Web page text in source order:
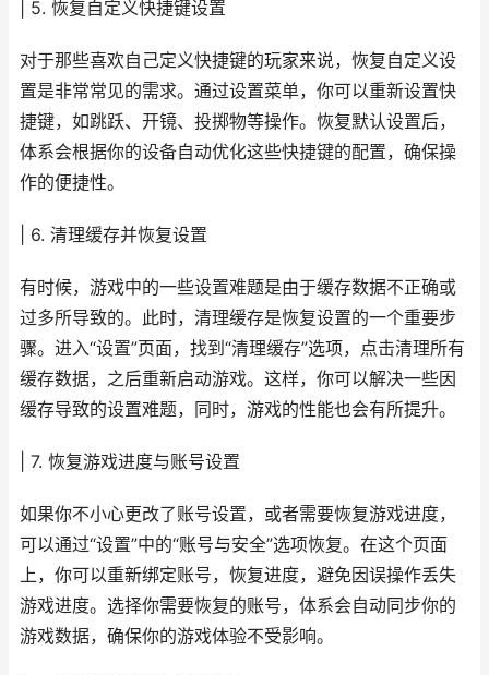
| 5. 恢复自定义快捷键设置
对于那些喜欢自己定义快捷键的玩家来说，恢复自定义设
置是非常常见的需求。通过设置菜单，你可以重新设置快
捷键，如跳跃、开镜、投掷物等操作。恢复默认设置后，
体系会根据你的设备自动优化这些快捷键的配置，确保操
作的便捷性。
| 6. 清理缓存并恢复设置
有时候，游戏中的一些设置难题是由于缓存数据不正确或
过多所导致的。此时，清理缓存是恢复设置的一个重要步
骤。进入“设置”页面，找到“清理缓存”选项，点击清理所有
缓存数据，之后重新启动游戏。这样，你可以解决一些因
缓存导致的设置难题，同时，游戏的性能也会有所提升。
| 7. 恢复游戏进度与账号设置
如果你不小心更改了账号设置，或者需要恢复游戏进度，
可以通过“设置”中的“账号与安全”选项恢复。在这个页面
上，你可以重新绑定账号，恢复进度，避免因误操作丢失
游戏进度。选择你需要恢复的账号，体系会自动同步你的
游戏数据，确保你的游戏体验不受影响。